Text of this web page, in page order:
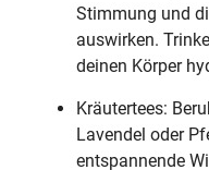
Stimmung und
auswirken.
deinen Körper
Kräutertees:
Lavendel oder
entspannende